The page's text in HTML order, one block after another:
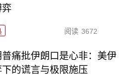
弈
阅读 3672
普痛批伊朗口是心非：美伊
下的谎言与极限施压